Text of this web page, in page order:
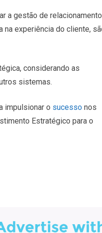
a gestão de
na experiência do cliente,
considerando as
sistemas.
impulsionar o sucesso nos
Estratégico para o